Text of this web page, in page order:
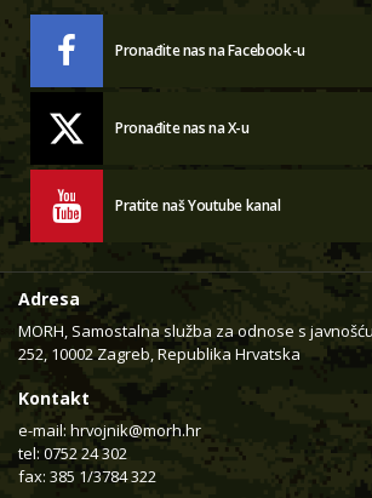
Pronađite nas na Facebook-u
Pronađite nas na X-u
Pratite naš Youtube kanal
Adresa
MORH, Samostalna služba za odnose s
252, 10002 Zagreb, Republika Hrvatska
Kontakt
e-mail: hrvojnik@morh.hr
tel: 0752 24 302
fax: 385 1/3784 322